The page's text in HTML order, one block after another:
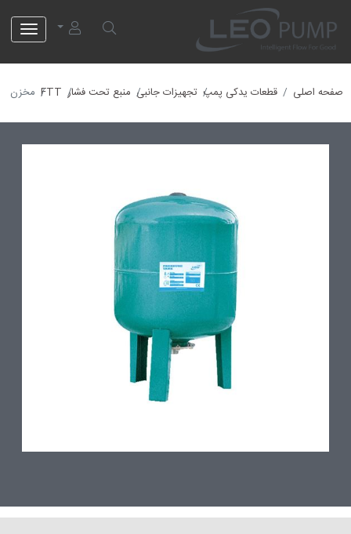
صفحه اصلی قطعات یدکی پمپ تجهیزات جانبی منبع تحت فشار FTT مخزن (80FTT)